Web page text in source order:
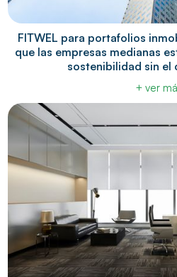
FITWEL para portafolios
que las empresas medianas
sostenibilidad sin el
+ ver